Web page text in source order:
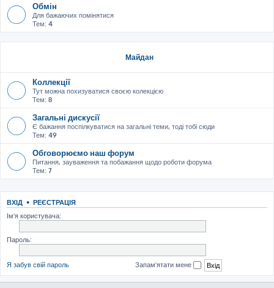
Обмін
Для бажаючих помінятися
Тем: 4
Майдан
Коллекції
Тут можна похизуватися своєю колекцією
Тем: 8
Загальні дискусії
Є бажання поспілкуватися на загальні теми, тоді тобі сюди
Тем: 49
Обговорюємо наш форум
Питання, зауваження та побажання щодо роботи форума
Тем: 7
ВХІД • РЕЄСТРАЦІЯ
Ім'я користувача:
Пароль:
Я забув свій пароль Запам'ятати мене